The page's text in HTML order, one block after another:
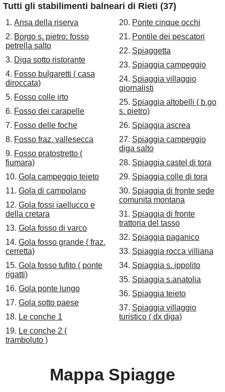
Tutti gli stabilimenti balneari di Rieti (37)
1. Ansa della riserva
2. Borgo s. pietro: fosso
petrella salto
3. Diga sotto ristorante
4. Fosso bulgaretti ( casa
diroccata)
5. Fosso colle irto
6. Fosso dei carapelle
7. Fosso delle foche
8. Fosso fraz. vallesecca
9. Fosso pratostretto (
fiumara)
10. Gola campeggio teieto
11. Gola di campolano
12. Gola fossi iaellucco e
della cretara
13. Gola fosso di varco
14. Gola fosso grande ( fraz.
cerretta)
15. Gola fosso tufito ( ponte
rigatti)
16. Gola ponte lungo
17. Gola sotto paese
18. Le conche 1
19. Le conche 2 (
tramboluto )
20.
Ponte cinque occhi
21. Pontile dei pescatori
22. Spiaggetta
23.
Spiaggia campeggio
24. Spiaggia villaggio
giornalisti
25. Spiaggia altobelli ( b.go
s. pietro)
26. Spiaggia ascrea
27. Spiaggia campeggio
diga salto
28. Spiaggia castel di tora
29. Spiaggia colle di tora
30. Spiaggia di fronte sede
comunita montana
31. Spiaggia di fronte
trattoria del tasso
32. Spiaggia paganico
33. Spiaggia rocca villiana
34. Spiaggia s. ippolito
35. Spiaggia s.anatolia
36. Spiaggia teieto
37. Spiaggia villaggio
turistico ( dx diga)
Mappa Spiagge